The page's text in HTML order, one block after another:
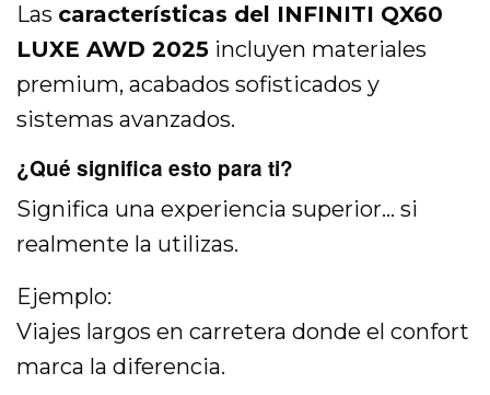
Las características del INFINITI QX60
LUXE AWD 2025 incluyen materiales
premium, acabados sofisticados y
sistemas avanzados.
¿Qué significa esto para ti?
Significa una experiencia superior… si
realmente la utilizas.
Ejemplo:
Viajes largos en carretera donde el confort
marca la diferencia.